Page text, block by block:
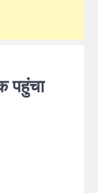
पहुंचा